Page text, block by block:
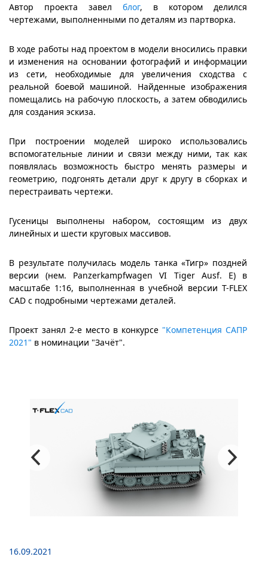
Автор проекта завел блог, в котором делился
чертежами, выполненными по деталям из партворка.
В ходе работы над проектом в модели вносились правки
и изменения на основании фотографий и информации
из сети, необходимые для увеличения сходства с
реальной боевой машиной. Найденные изображения
помещались на рабочую плоскость, а затем обводились
для создания эскиза.
При построении моделей широко использовались
вспомогательные линии и связи между ними, так как
появлялась возможность быстро менять размеры и
геометрию, подгонять детали друг к другу в сборках и
перестраивать чертежи.
Гусеницы выполнены набором, состоящим из двух
линейных и шести круговых массивов.
В результате получилась модель танка «Тигр» поздней
версии (нем. Panzerkampfwagen VI Tiger Ausf. E) в
масштабе 1:16, выполненная в учебной версии T-FLEX
CAD с подробными чертежами деталей.
Проект занял 2-е место в конкурсе "Компетенция САПР
2021" в номинации "Зачёт".
16.09.2021